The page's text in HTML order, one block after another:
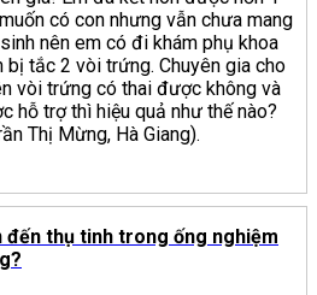
có con nhưng vẫn chưa mang
nên em có đi khám phụ khoa
bị tắc 2 vòi trứng. Chuyên gia cho
vòi trứng có thai được không và
hỗ trợ thì hiệu quả như thế nào?
Thị Mừng, Hà Giang).
đến thụ tinh trong ống nghiệm